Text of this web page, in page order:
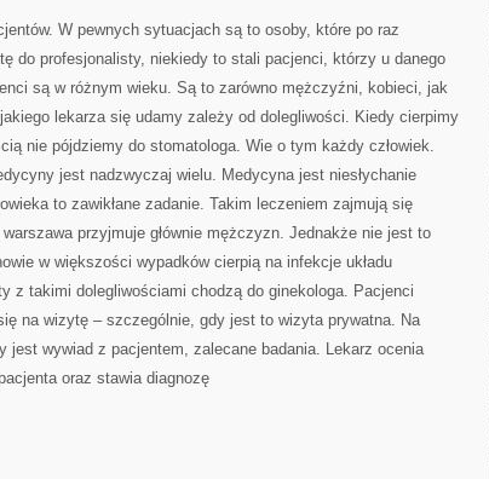
W pewnych sytuacjach są to osoby, które po raz
do profesjonalisty, niekiedy to stali pacjenci, którzy u danego
są w różnym wieku. Są to zarówno mężczyźni, kobieci, jak
lekarza się udamy zależy od dolegliwości. Kiedy cierpimy
nie pójdziemy do stomatologa. Wie o tym każdy człowiek.
jest nadzwyczaj wielu. Medycyna jest niesłychanie
to zawikłane zadanie. Takim leczeniem zajmują się
warszawa przyjmuje głównie mężczyzn. Jednakże nie jest to
w większości wypadków cierpią na infekcje układu
z takimi dolegliwościami chodzą do ginekologa. Pacjenci
na wizytę – szczególnie, gdy jest to wizyta prywatna. Na
jest wywiad z pacjentem, zalecane badania. Lekarz ocenia
oraz stawia diagnozę